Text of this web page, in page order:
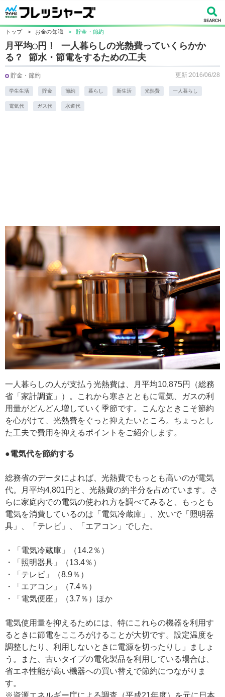
トップ > お金の知識 > 貯金・節約
月平均◯円！ 一人暮らしの光熱費っていくらかか
る？ 節水・節電をするための工夫
貯金・節約 更新:2016/06/28
学生生活 貯金 節約 暮らし 新生活 光熱費 一人暮らし
電気代 ガス代 水道代
一人暮らしの人が支払う光熱費は、月平均10,875円（総務
省「家計調査」）。これから寒さとともに電気、ガスの利
用量がどんどん増していく季節です。こんなときこそ節約
を心がけて、光熱費をぐっと抑えたいところ。ちょっとし
た工夫で費用を抑えるポイントをご紹介します。
●電気代を節約する
総務省のデータによれば、光熱費でもっとも高いのが電気
代。月平均4,801円と、光熱費の約半分を占めています。さ
らに家庭内での電気の使われ方を調べてみると、もっとも
電気を消費しているのは「電気冷蔵庫」、次いで「照明器
具」、「テレビ」、「エアコン」でした。
・「電気冷蔵庫」（14.2％）
・「照明器具」（13.4％）
・「テレビ」（8.9％）
・「エアコン」（7.4％）
・「電気便座」（3.7％）ほか
電気使用量を抑えるためには、特にこれらの機器を利用す
るときに節電をこころがけることが大切です。設定温度を
調整したり、利用しないときに電源を切ったりし」ましょ
う。また、古いタイプの電化製品を利用している場合は、
省エネ性能が高い機器への買い替えで節約につながりま
す。